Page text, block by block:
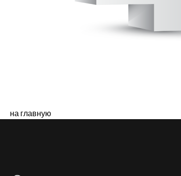
на главную